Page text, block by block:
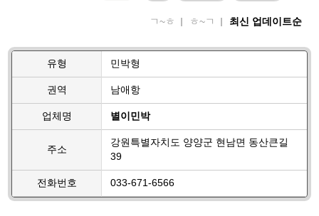
ㄱ~ㅎ ㅎ~ㄱ 최신 업데이트순
유형 민박형
권역 남애항
업체명 별이민박
주소
강원특별자치도 양양군 현남면 동산큰길
39
전화번호 033-671-6566